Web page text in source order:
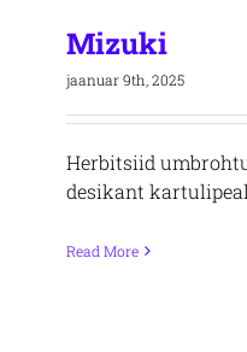
Mizuki
jaanuar 9th, 2025
Herbitsiid
desikant
Read More